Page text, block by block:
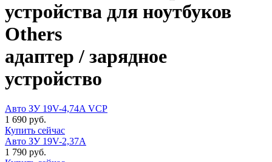
устройства для ноутбуков
Others
адаптер / зарядное
устройство
Авто ЗУ 19V-4,74A VCP
1 690 руб.
Купить сейчас
Авто ЗУ 19V-2,37A
1 790 руб.